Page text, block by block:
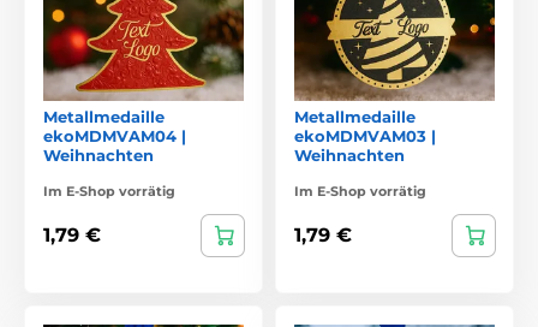
Metallmedaille
ekoMDMVAM04 |
Weihnachten
Im E-Shop vorrätig
1,79 €
Metallmedaille
ekoMDMVAM03 |
Weihnachten
Im E-Shop vorrätig
1,79 €